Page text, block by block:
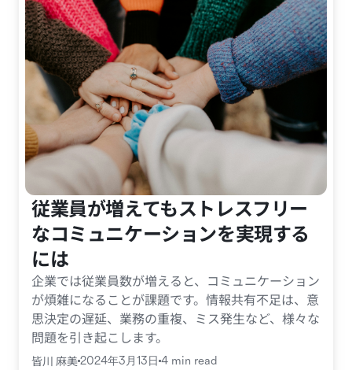
従業員が増えてもストレスフリー
なコミュニケーションを実現する
には
企業では従業員数が増えると、コミュニケーション
が煩雑になることが課題です。情報共有不足は、意
思決定の遅延、業務の重複、ミス発生など、様々な
問題を引き起こします。
皆川 麻美2024年3月13日 4 min read